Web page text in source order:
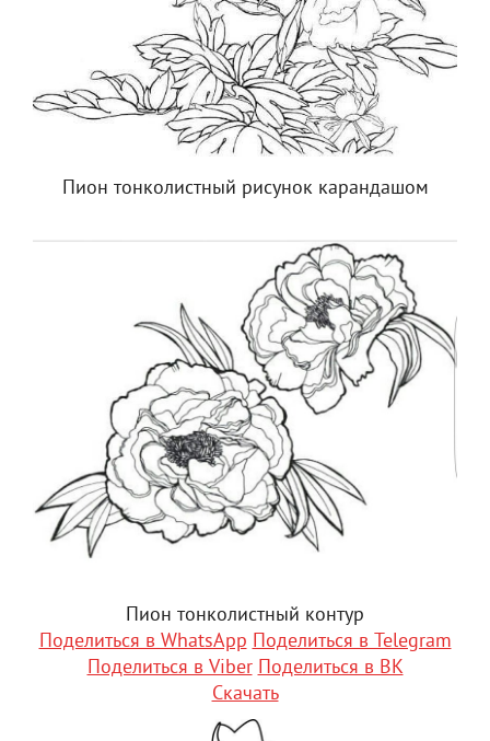
Пион тонколистный рисунок карандашом
Пион тонколистный контур
Поделиться в WhatsApp Поделиться в Telegram
Поделиться в Viber Поделиться в ВК
Скачать